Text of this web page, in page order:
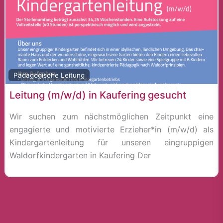
Pädagogische Leitung
Leitung (m/w/d) in Kaufering gesucht
Wir suchen zum nächstmöglichen Zeitpunkt eine
engagierte und motivierte Erzieher*in (m/w/d) als
Kindergartenleitung für unseren eingruppigen
Waldorfkindergarten in Kaufering Der